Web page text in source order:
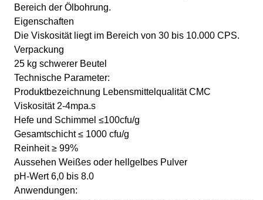
Bereich der Ölbohrung.
Eigenschaften
Die Viskosität liegt im Bereich von 30 bis 10.000 CPS.
Verpackung
25 kg schwerer Beutel
Technische Parameter:
Produktbezeichnung Lebensmittelqualität CMC
Viskosität 2-4mpa.s
Hefe und Schimmel ≤100cfu/g
Gesamtschicht ≤ 1000 cfu/g
Reinheit ≥ 99%
Aussehen Weißes oder hellgelbes Pulver
pH-Wert 6,0 bis 8.0
Anwendungen: